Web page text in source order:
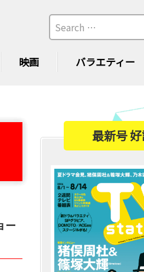
映画 バラエティー
ー
最新号